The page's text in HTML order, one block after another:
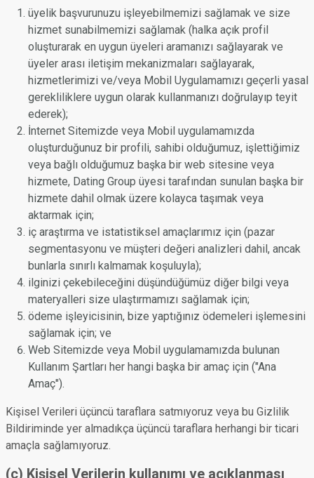
üyelik başvurunuzu işleyebilmemizi sağlamak ve size
hizmet sunabilmemizi sağlamak (halka açık profil
oluşturarak en uygun üyeleri aramanızı sağlayarak ve
üyeler arası iletişim mekanizmaları sağlayarak,
hizmetlerimizi ve/veya Mobil Uygulamamızı geçerli yasal
gerekliliklere uygun olarak kullanmanızı doğrulayıp teyit
ederek);
İnternet Sitemizde veya Mobil uygulamamızda
oluşturduğunuz bir profili, sahibi olduğumuz, işlettiğimiz
veya bağlı olduğumuz başka bir web sitesine veya
hizmete, Dating Group üyesi tarafından sunulan başka bir
hizmete dahil olmak üzere kolayca taşımak veya
aktarmak için;
iç araştırma ve istatistiksel amaçlarımız için (pazar
segmentasyonu ve müşteri değeri analizleri dahil, ancak
bunlarla sınırlı kalmamak koşuluyla);
ilginizi çekebileceğini düşündüğümüz diğer bilgi veya
materyalleri size ulaştırmamızı sağlamak için;
ödeme işleyicisinin, bize yaptığınız ödemeleri işlemesini
sağlamak için; ve
Web Sitemizde veya Mobil uygulamamızda bulunan
Kullanım Şartları her hangi başka bir amaç için ("Ana
Amaç").
Kişisel Verileri üçüncü taraflara satmıyoruz veya bu Gizlilik
Bildiriminde yer almadıkça üçüncü taraflara herhangi bir ticari
amaçla sağlamıyoruz.
(c) Kişisel Verilerin kullanımı ve açıklanması